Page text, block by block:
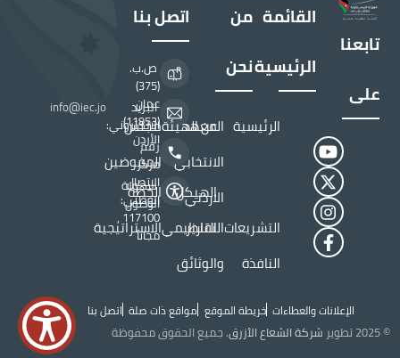
تابعنا
على
القائمة
الرئيسية
الرئيسية المعهد
الانتخابي
الاردني
التشريعات
النافذة
التقارير
والوثائق
من
نحن
عن الهيئةمجلس
المفوضين
الهيكل
التنظيمي
الخطة
الاستراتيجية
اتصل بنا
ص.ب.
(375)
عمان
(11953)
الأردن
البريد
الالكتروني:
info@iec.jo
رقم
مركز
الاتصال
الوطني:
117100 ,
مجاناً
سهولة
الوصول
Top Header menu
الإعلانات والعطاءات خريطة الموقع مواقع ذات صلة اتصل بنا
© 2025 تطوير شركة الشعاع الأزرق. جميع الحقوق محفوظة